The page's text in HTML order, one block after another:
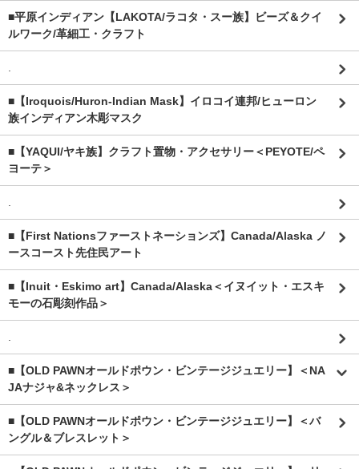
■平原インディアン【LAKOTA/ラコタ・スー族】ビーズ＆クイ
ルワーク/革細工・クラフト
■【Iroquois/Huron-Indian Mask】イロコイ連邦/ヒューロン
族インディアン木彫マスク
■【YAQUI/ヤキ族】クラフト置物・アクセサリー＜PEYOTE/ペ
ヨーテ＞
■【First Nationsファーストネーションズ】Canada/Alaska ノ
ースコースト先住民アート
■【Inuit・Eskimo art】Canada/Alaska＜イヌイット・エスキ
モーの石彫刻作品＞
■【OLD PAWNオールドポウン・ビンテージジュエリー】＜NA
JAナジャ&ネックレス＞
■【OLD PAWNオールドポウン・ビンテージジュエリー】＜バ
ングル＆ブレスレット＞